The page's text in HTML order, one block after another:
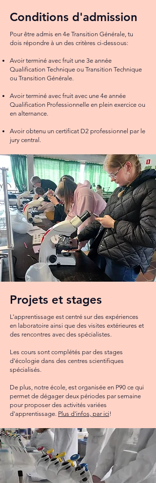
Conditions d'admission
Pour être admis en 4e Transition Générale, tu
dois répondre à un des critères ci-dessous:
Avoir terminé avec fruit une 3e année
Qualification Technique ou Transition Technique
ou Transition Générale.
Avoir terminé avec fruit avec une 4e année
Qualification Professionnelle en plein exercice ou
en alternance.
Avoir obtenu un certificat D2 professionnel par le
jury central.
Projets et stages
L’apprentissage est centré sur des expériences
en laboratoire ainsi que des visites extérieures et
des rencontres avec des spécialistes.
Les cours sont complétés par des stages
d’écologie dans des centres scientifiques
spécialisés.
De plus, notre école, est organisée en P90 ce qui
permet de dégager deux périodes par semaine
pour proposer des activités variées
d'apprentissage. Plus d'infos, par ici!